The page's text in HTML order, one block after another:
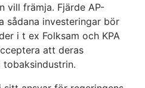
vill främja. Fjärde AP-
sådana investeringar bör
i t ex Folksam och KPA
att deras
tobaksindustrin.